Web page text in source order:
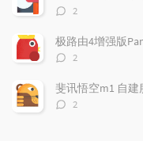
评
数：
2
极路由4增强版
评
数：
2
斐讯悟空m1 自建
评
2